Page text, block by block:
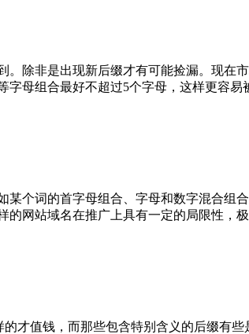
除非是出现新后缀才有可能捡漏。现在
母组合最好不超过5个字母，这样更容易
个词的首字母组合、字母和数字混合组
网站域名在推广上具有一定的局限性，
才值钱，而那些包含特别含义的后缀有